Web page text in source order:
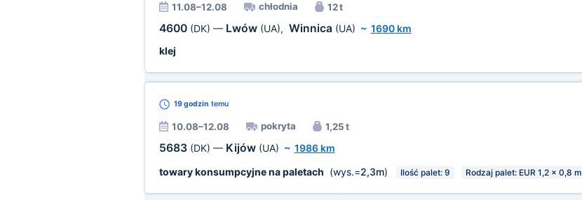
11.08–12.08 chłodnia 12 t
4600 (DK) — Lwów (UA), Winnica (UA) ~ 1690 km
klej
19 godzin temu
10.08–12.08 pokryta 1,25 t
5683 (DK) — Kijów (UA) ~ 1986 km
towary konsumpcyjne na paletach (wys.=2,3m) Ilość palet: 9 Rodzaj palet: EUR 1,2 x 0,8 m